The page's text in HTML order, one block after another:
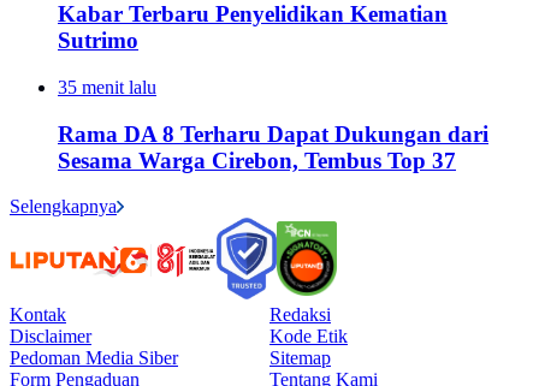
Kabar Terbaru Penyelidikan Kematian
Sutrimo
35 menit lalu
Rama DA 8 Terharu Dapat Dukungan dari
Sesama Warga Cirebon, Tembus Top 37
Selengkapnya
Kontak
Redaksi
Disclaimer
Kode Etik
Pedoman Media Siber
Sitemap
Form Pengaduan
Tentang Kami